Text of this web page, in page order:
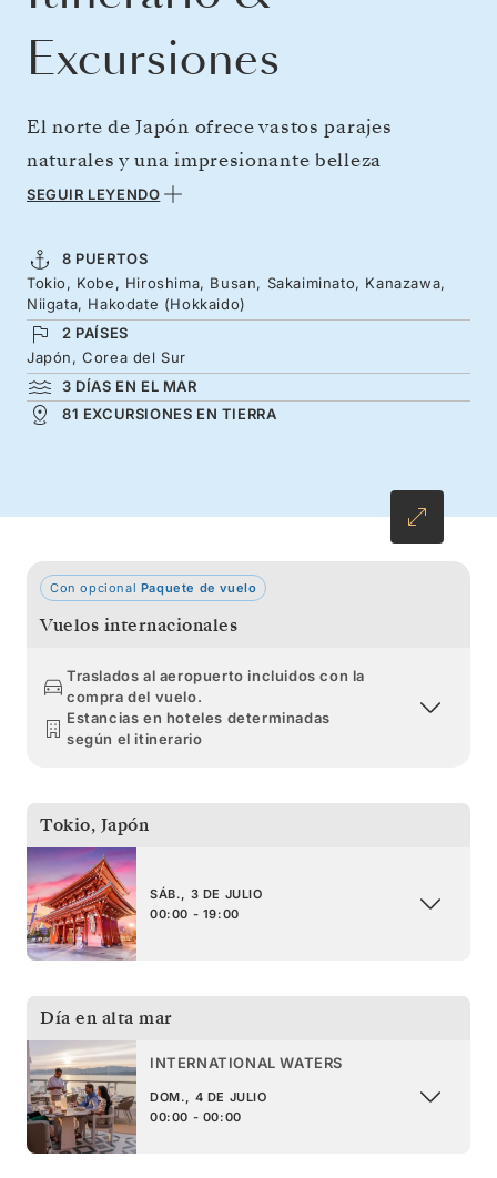
Excursiones
El norte de Japón ofrece vastos parajes
naturales y una impresionante belleza
volcánica. Disfrute de 12 días explorando el
navegando desde Tokio y por la costa de
Honshu. Visite Osaka, la capital de la comida
callejera, Hiroshima, una ciudad que invita a
reflexionar, y los barrios samuráis de
Kanazawa. Pruebe los sabores de las
prestigiosas fábricas de sake de Niigata y los
en un viaje por la naturaleza, la historia y el
arte culinario nipones.
SEGUIR LEYENDO
8 PUERTOS
Tokio, Kobe, Hiroshima, Busan, Sakaiminato, Kanazawa,
Niigata, Hakodate (Hokkaido)
2 PAÍSES
Japón, Corea del Sur
3 DÍAS EN EL MAR
81 EXCURSIONES EN TIERRA
Con opcional Paquete de vuelo
Vuelos internacionales
Traslados al aeropuerto incluidos con la
compra del vuelo.
Estancias en hoteles determinadas
según el itinerario
Tokio, Japón
SÁB., 3 DE JULIO
00:00 - 19:00
Día en alta mar
INTERNATIONAL WATERS
DOM., 4 DE JULIO
00:00 - 00:00